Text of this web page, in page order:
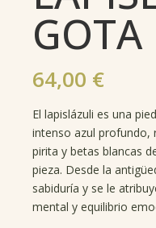
GOTA
64,00 €
El lapislázuli es una
intenso azul profundo,
pirita y betas blancas
pieza. Desde la
sabiduría y se le
mental y equilibrio